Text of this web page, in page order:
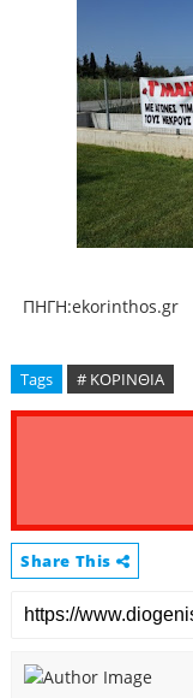
ΠΗΓΗ:ekorinthos.gr
Tags # ΚΟΡΙΝΘΙΑ
Share This